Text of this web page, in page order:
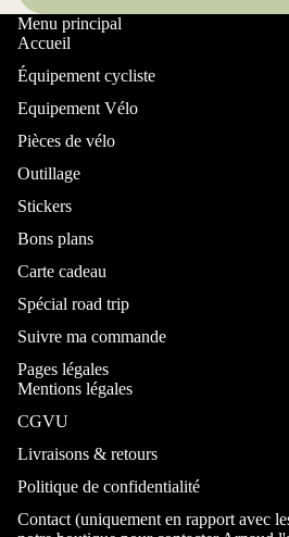
Menu principal
Accueil
Équipement cycliste
Equipement Vélo
Pièces de vélo
Outillage
Stickers
Bons plans
Carte cadeau
Spécial road trip
Suivre ma commande
Pages légales
Mentions légales
CGVU
Livraisons & retours
Politique de confidentialité
Contact (uniquement en rapport avec